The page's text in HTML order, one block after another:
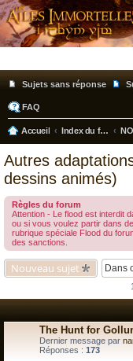
Sujets sans réponse
FAQ
Accueil Index du forum
Autres
dessins animés)
Règles du forum
Attention - Le flood est interdit
ou si vous voulez partir dans
rubrique spéciale Flood du
des sanctions.
Nouveau sujet
The Hunt for
Dernier message par
Réponses : 173